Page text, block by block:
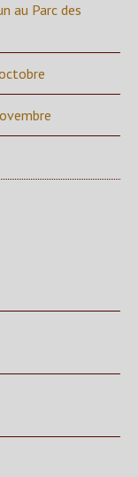
au Parc des